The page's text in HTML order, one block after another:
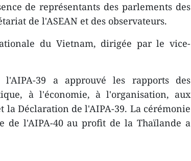
de représentants des parlements des
de l'ASEAN et des observateurs.
du Vietnam, dirigée par le vice-
39 a approuvé les rapports des
à l'économie, à l'organisation, aux
la Déclaration de l'AIPA-39. La cérémonie
de l'AIPA-40 au profit de la Thaïlande a